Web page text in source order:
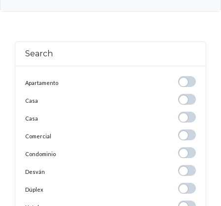
Search
Apartamento Apartamento
Casa
Casa
Comercial Comercial
Condominio Condominio
Desván
Dúplex